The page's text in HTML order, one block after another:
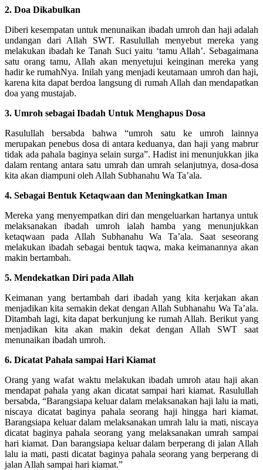
2. Doa Dikabulkan
Diberi kesempatan untuk menunaikan ibadah umroh dan haji adalah
undangan dari Allah SWT. Rasulullah menyebut mereka yang
melakukan ibadah ke Tanah Suci yaitu ‘tamu Allah’. Sebagaimana
satu orang tamu, Allah akan menyetujui keinginan mereka yang
hadir ke rumahNya. Inilah yang menjadi keutamaan umroh dan haji,
karena kita dapat berdoa langsung di rumah Allah dan mendapatkan
doa yang mustajab.
3. Umroh sebagai Ibadah Untuk Menghapus Dosa
Rasulullah bersabda bahwa “umroh satu ke umroh lainnya
merupakan penebus dosa di antara keduanya, dan haji yang mabrur
tidak ada pahala baginya selain surga”. Hadist ini menunjukkan jika
dalam rentang antara satu umrah dan umrah selanjutnya, dosa-dosa
kita akan diampuni oleh Allah Subhanahu Wa Ta’ala.
4. Sebagai Bentuk Ketaqwaan dan Meningkatkan Iman
Mereka yang menyempatkan diri dan mengeluarkan hartanya untuk
melaksanakan ibadah umroh ialah hamba yang menunjukkan
ketaqwaan pada Allah Subhanahu Wa Ta’ala. Saat seseorang
melakukan ibadah sebagai bentuk taqwa, maka keimanannya akan
makin bertambah.
5. Mendekatkan Diri pada Allah
Keimanan yang bertambah dari ibadah yang kita kerjakan akan
menjadikan kita semakin dekat dengan Allah Subhanahu Wa Ta’ala.
Ditambah lagi, kita dapat berkunjung ke rumah Allah. Berikut yang
menjadikan kita akan makin dekat dengan Allah SWT saat
menunaikan ibadah umroh.
6. Dicatat Pahala sampai Hari Kiamat
Orang yang wafat waktu melakukan ibadah umroh atau haji akan
mendapat pahala yang akan dicatat sampai hari kiamat. Rasulullah
bersabda, “Barangsiapa keluar dalam melaksanakan haji lalu ia mati,
niscaya dicatat baginya pahala seorang haji hingga hari kiamat.
Barangsiapa keluar dalam melaksanakan umrah lalu ia mati, niscaya
dicatat baginya pahala seorang yang melaksanakan umrah sampai
hari kiamat. Dan barangsiapa keluar dalam berperang di jalan Allah
lalu ia mati, pasti dicatat baginya pahala seorang yang berperang di
jalan Allah sampai hari kiamat.”